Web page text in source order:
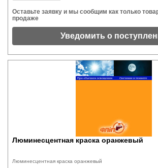
Оставьте заявку и мы сообщим как только
продаже
Уведомить о
Люминесцентная краска оранжевый
Люминесцентная краска оранжевый